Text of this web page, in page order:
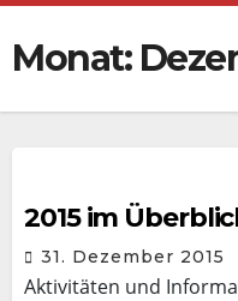
Monat:
2015 im
31. Dezember 2015
Aktivitäten und